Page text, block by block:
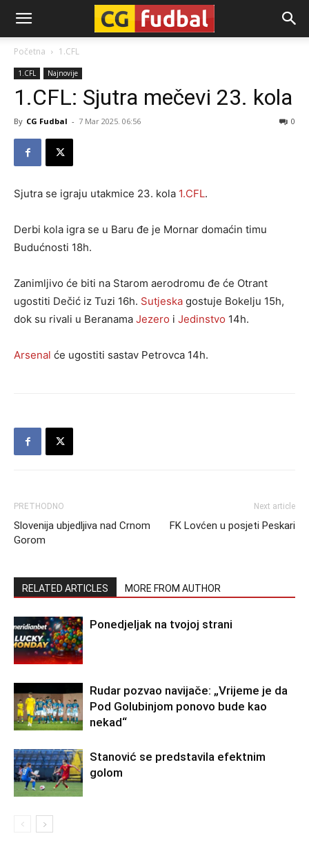
CG-
Fudbal
Početna 1.CFL
1.CFL Najnovije
1.CFL: Sjutra mečevi 23. kola
By CG Fudbal - 7 Mar 2025. 06:56 0
Sjutra se igraju utakmice 23. kola 1.CFL.
Derbi kola igra se u Baru đe je Mornar domaćin timu
Budućnosti 18h.
Zanimljivo će biti na Starom aerodromu đe će Otrant
ugostiti Dečić iz Tuzi 16h. Sutjeska gostuje Bokelju 15h,
dok su rivali u Beranama Jezero i Jedinstvo 14h.
Arsenal će ugostiti sastav Petrovca 14h.
PRETHODNO
Slovenija ubjedljiva nad Crnom
Gorom
Next article
FK Lovćen u posjeti Peskari
RELATED ARTICLES MORE FROM AUTHOR
Ponedjeljak na tvojoj strani
Rudar pozvao navijače: „Vrijeme je da
Pod Golubinjom ponovo bude kao
nekad“
Stanović se predstavila efektnim
golom